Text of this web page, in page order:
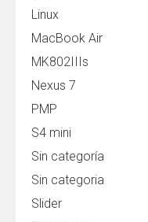
Linux
MacBook Air
MK802IIIs
Nexus 7
PMP
S4 mini
Sin categoría
Sin categoria
Slider